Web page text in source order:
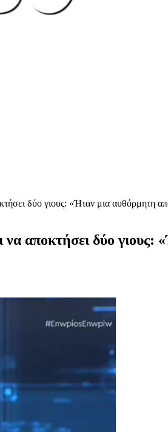
δύο γιους: «Ήταν μια αυθόρμητη
αποκτήσει δύο